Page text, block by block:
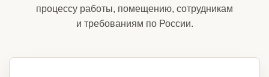
процессу работы, помещению, сотрудникам
и требованиям по России.